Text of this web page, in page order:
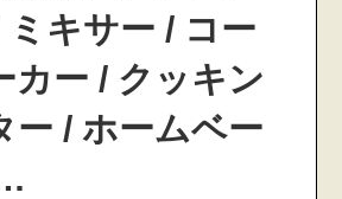
ミキサー / コー
カー / クッキン
ー / ホームベー